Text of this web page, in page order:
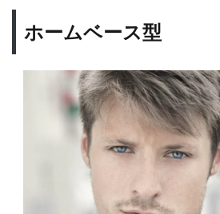
ホームベース型